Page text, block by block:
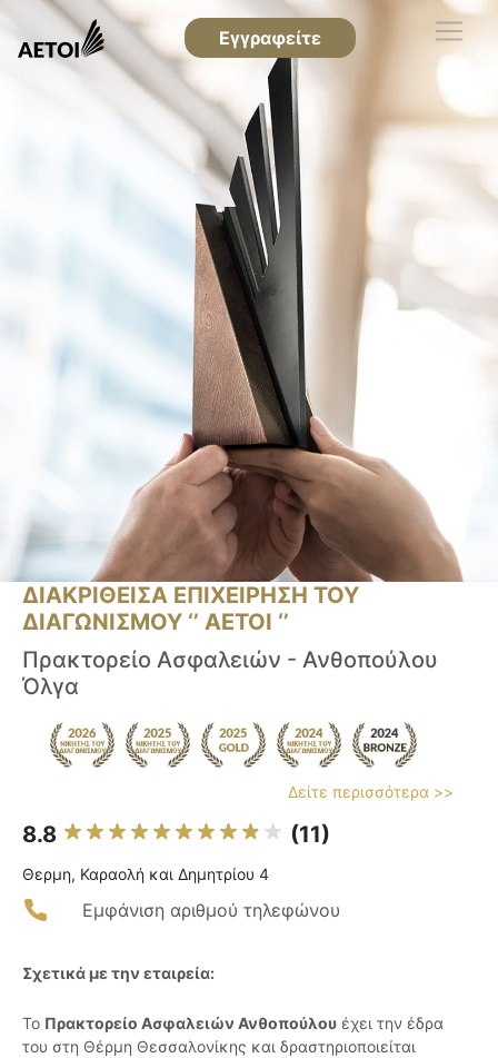
Εγγραφείτε
ΔΙΑΚΡΙΘΕΙΣΑ ΕΠΙΧΕΙΡΗΣΗ ΤΟΥ
ΔΙΑΓΩΝΙΣΜΟΥ ‘’ ΑΕΤΟΙ ‘’
Πρακτορείο Ασφαλειών - Ανθοπούλου
Όλγα
Δείτε περισσότερα >>
8.8 (11)
Θερμη, Καραολή και Δημητρίου 4
Εμφάνιση αριθμού τηλεφώνου
Σχετικά με την εταιρεία:
Το Πρακτορείο Ασφαλειών Ανθοπούλου έχει την έδρα
του στη Θέρμη Θεσσαλονίκης και δραστηριοποιείται